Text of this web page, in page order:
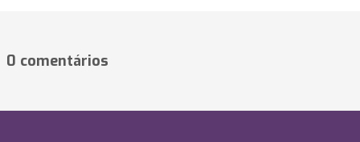
0 comentários